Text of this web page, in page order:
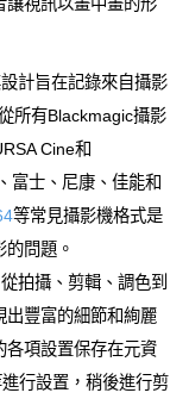
讓視訊以畫中畫的形
計旨在記錄來自攝影
所有Blackmagic攝影
Cine和
富士、尼康、佳能和
等常見攝影機格式是
問題。
拍攝、剪輯、調色到
出豐富的細節和絢麗
各項設置保存在元資
行設置，稍後進行剪